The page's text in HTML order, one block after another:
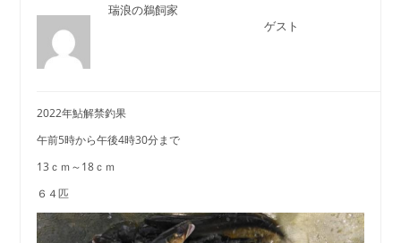
瑞浪の鵜飼家
ゲスト
2022年鮎解禁釣果
午前5時から午後4時30分まで
13ｃｍ～18ｃｍ
６４匹